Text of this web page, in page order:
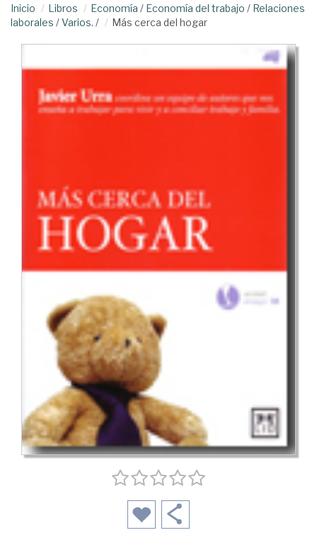
Inicio Libros Economía / Economía del trabajo / Relaciones
laborales /Varios. / Más cerca del hogar